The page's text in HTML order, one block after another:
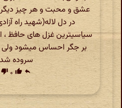
عشق و محبت و هر چیز
در دل لاله(شهید راه
سیاسیترین غزل های حافظ ،
بر جگر احساس میشود ولی
سروده
reply
thumb_up ۰ thumb_down